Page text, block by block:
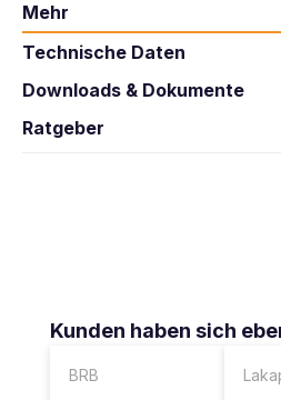
Mehr
Technische Daten
Downloads & Dokumente
Ratgeber
Produktgalerie überspringen
Kunden haben sich
BRB